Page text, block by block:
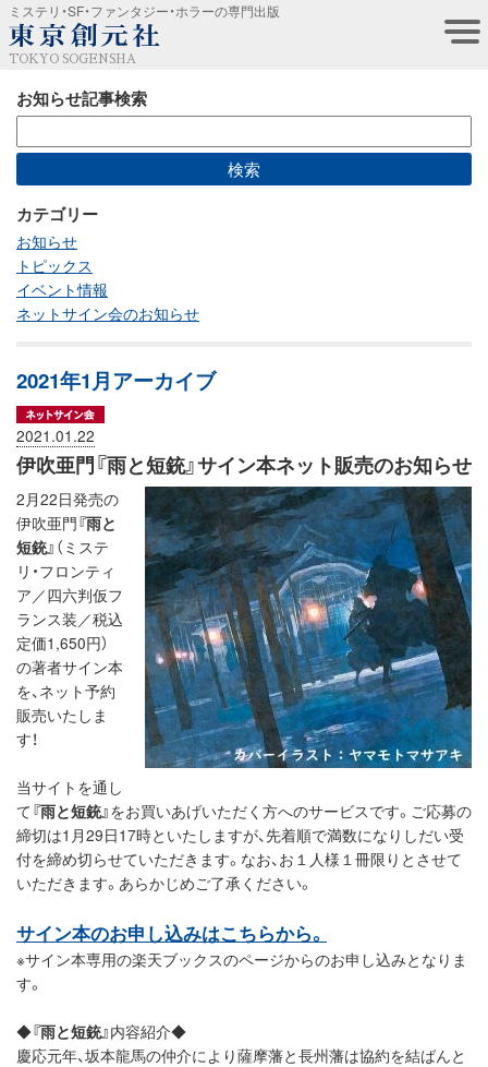
ミステリ・SF・ファンタジー・ホラーの専門出版
TOKYO SOGENSHA
お知らせ記事検索
カテゴリー
お知らせ
トピックス
イベント情報
ネットサイン会のお知らせ
2021年1月アーカイブ
2021.01.22
伊吹亜門『雨と短銃』サイン本ネット販売のお知らせ
2月22日発売の
伊吹亜門『雨と
短銃』 （ミステ
リ・フロンティ
ア／四六判仮フ
ランス装／税込
定価1,650円）
の著者サイン本
を、ネット予約
販売いたしま
す！
当サイトを通し
て『雨と短銃』をお買いあげいただく方へのサービスです。ご応募の
締切は1月29日17時といたしますが、先着順で満数になりしだい受
付を締め切らせていただきます。なお、お１人様１冊限りとさせて
いただきます。あらかじめご了承ください。
サイン本のお申し込みはこちらから。
※サイン本専用の楽天ブックスのページからのお申し込みとなりま
す。
◆『雨と短銃』内容紹介◆
慶応元年、坂本龍馬の仲介により薩摩藩と長州藩は協約を結ばんと